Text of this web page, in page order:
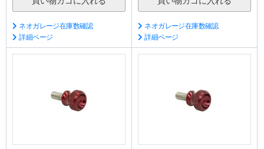
ネオガレージ在庫数確認
詳細ページ
ネオガレージ在庫数確認
詳細ページ